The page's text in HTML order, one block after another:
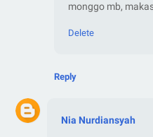
monggo mb,
Delete
Reply
Nia Nurdiansyah